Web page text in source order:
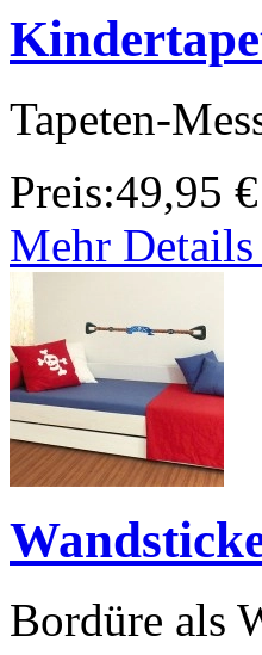
Tapeten-
Preis:49,95 €
Mehr Details
Bordüre als